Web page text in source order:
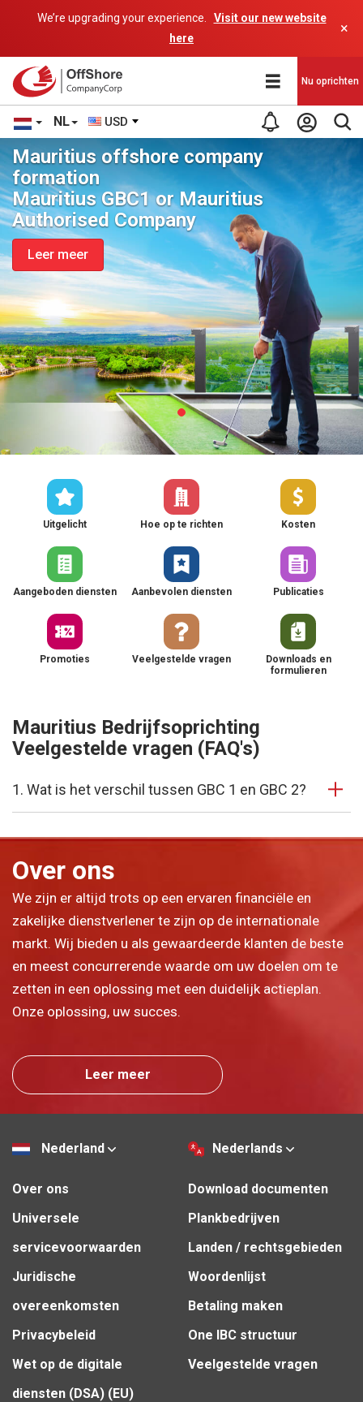
We’re upgrading your experience.
Visit our new website
here
×
NL USD
Nu oprichten
Mauritius offshore company
formation
Mauritius GBC1 or Mauritius
Authorised Company
Leer meer
Uitgelicht Hoe op te richten Kosten
Aangeboden diensten Aanbevolen diensten Publicaties
Promoties Veelgestelde vragen
Downloads en
formulieren
Mauritius Bedrijfsoprichting
Veelgestelde vragen (FAQ's)
1. Wat is het verschil tussen GBC 1 en GBC 2?
Over ons
We zijn er altijd trots op een ervaren financiële en
zakelijke dienstverlener te zijn op de internationale
markt. Wij bieden u als gewaardeerde klanten de beste
en meest concurrerende waarde om uw doelen om te
zetten in een oplossing met een duidelijk actieplan.
Onze oplossing, uw succes.
Leer meer
Nederland Nederlands
Over ons
Universele
servicevoorwaarden
Juridische
overeenkomsten
Privacybeleid
Wet op de digitale
diensten (DSA) (EU)
Download documenten
Plankbedrijven
Landen / rechtsgebieden
Woordenlijst
Betaling maken
One IBC structuur
Veelgestelde vragen